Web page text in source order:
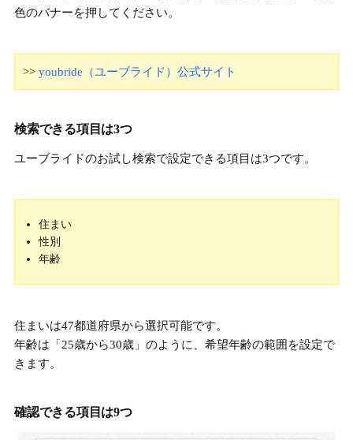
色のバナーを押してください。
>> youbride（ユーブライド）公式サイト
検索できる項目は3つ
ユーブライドのお試し検索で設定できる項目は3つです。
住まい
性別
年齢
住まいは47都道府県から選択可能です。
年齢は「25歳から30歳」のように、希望年齢の範囲を設定で
きます。
確認できる項目は9つ